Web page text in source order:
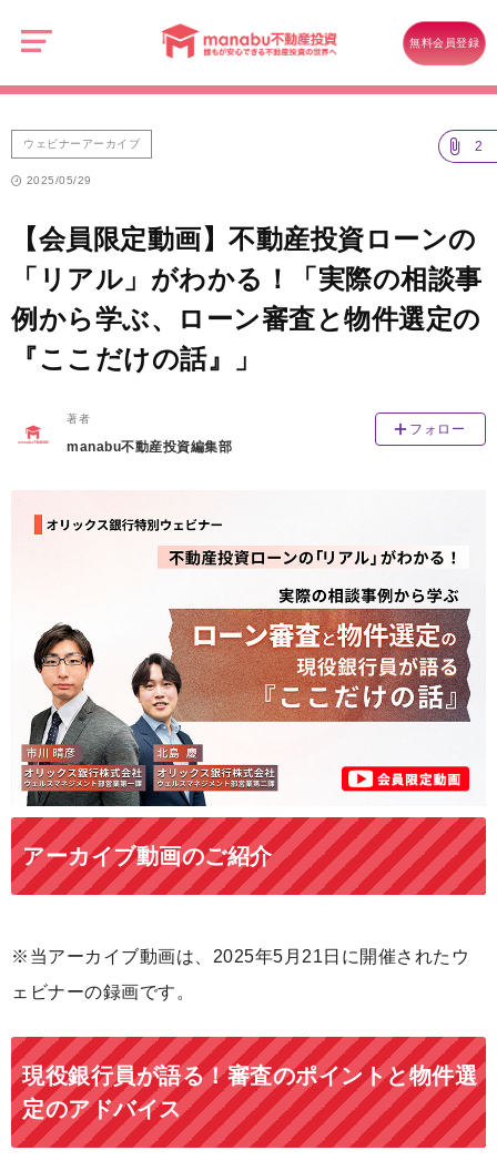
無料会員登録
ウェビナーアーカイブ
【会員限定動画】不動産投資ローンの「リアル」がわかる！「実際の相
ウェビナーアーカイブ 2
2025/05/29
【会員限定動画】不動産投資ローンの
「リアル」がわかる！「実際の相談事
例から学ぶ、ローン審査と物件選定の
『ここだけの話』」
著者
manabu不動産投資編集部
フォロー
アーカイブ動画のご紹介
※当アーカイブ動画は、2025年5月21日に開催されたウ
ェビナーの録画です。
現役銀行員が語る！審査のポイントと物件選
定のアドバイス